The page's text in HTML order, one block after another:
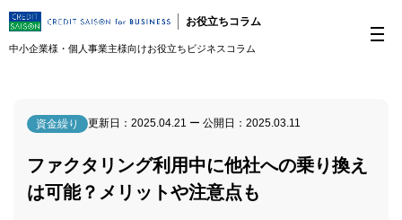
お役立ちコラム
中小企業様・個人事業主様向けお役立ちビジネスコラム
資金繰り 更新日： 2025.04.21 ー 公開日： 2025.03.11
ファクタリング利用中に他社への乗り換え
は可能？メリットや注意点も